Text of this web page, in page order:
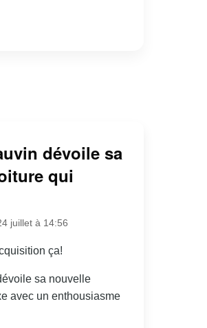
dévoile sa
qui
juillet à 14:56
ça!
sa nouvelle
avec un enthousiasme